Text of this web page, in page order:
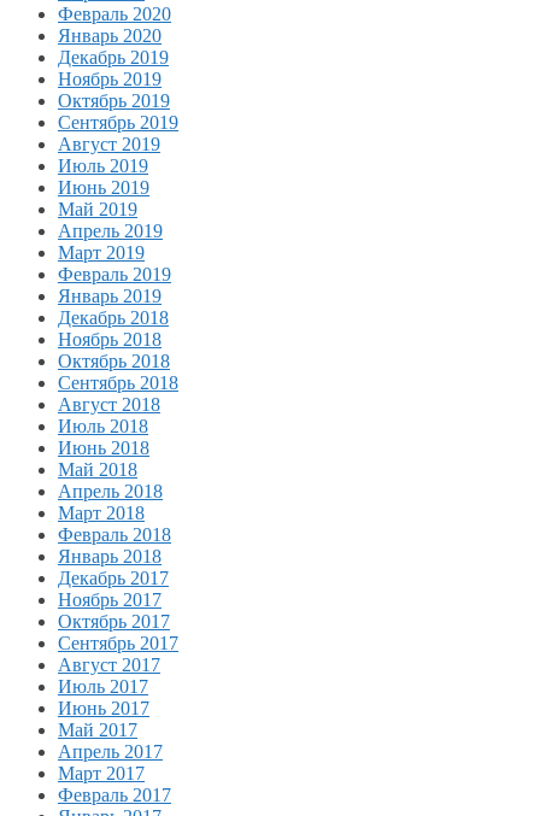
Февраль 2020
Январь 2020
Декабрь 2019
Ноябрь 2019
Октябрь 2019
Сентябрь 2019
Август 2019
Июль 2019
Июнь 2019
Май 2019
Апрель 2019
Март 2019
Февраль 2019
Январь 2019
Декабрь 2018
Ноябрь 2018
Октябрь 2018
Сентябрь 2018
Август 2018
Июль 2018
Июнь 2018
Май 2018
Апрель 2018
Март 2018
Февраль 2018
Январь 2018
Декабрь 2017
Ноябрь 2017
Октябрь 2017
Сентябрь 2017
Август 2017
Июль 2017
Июнь 2017
Май 2017
Апрель 2017
Март 2017
Февраль 2017